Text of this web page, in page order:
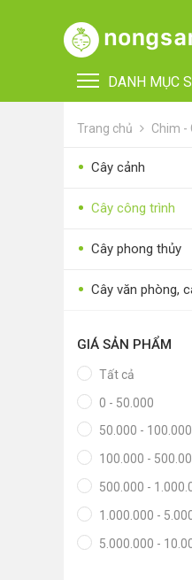
DANH MỤC
• Máy nông nghiệp
• Thiết bị-Phương
• Thực phẩm tươi
•
•
• Sản phẩm- Dịch
• Kỹ thuật - Công
Trang chủ Chim -
• Cây cảnh
• Cây công trình
• Cây phong thủy
• Cây văn phòng,
GIÁ SẢN PHẨM
Tất cả
0 - 50.000
50.000 - 100.000
100.000 -
500.000 -
1.000.000 -
5.000.000 -